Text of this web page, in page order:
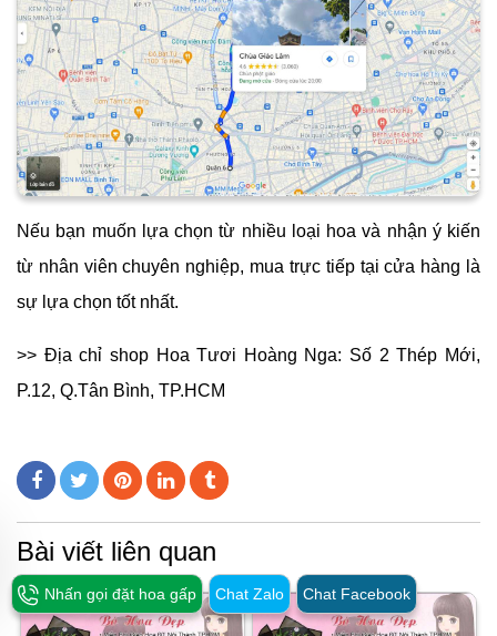
Nếu bạn muốn lựa chọn từ nhiều loại hoa và nhận ý kiến
từ nhân viên chuyên nghiệp, mua trực tiếp tại cửa hàng là
sự lựa chọn tốt nhất.
>> Địa chỉ shop Hoa Tươi Hoàng Nga: Số 2 Thép Mới,
P.12, Q.Tân Bình, TP.HCM
Bài viết liên quan
Nhấn gọi đặt hoa gấp Chat Zalo Chat Facebook